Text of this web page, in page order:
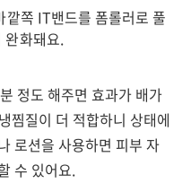
깥쪽 IT밴드를 폼롤러로 풀
완화돼요.
정도 해주면 효과가 배가
찜질이 더 적합하니 상태에
로션을 사용하면 피부 자
수 있어요.